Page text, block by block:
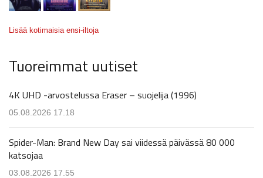
Lisää kotimaisia ensi-iltoja
Tuoreimmat uutiset
4K UHD -arvostelussa Eraser – suojelija (1996)
05.08.2026 17.18
Spider-Man: Brand New Day sai viidessä päivässä 80 000
katsojaa
03.08.2026 17.55